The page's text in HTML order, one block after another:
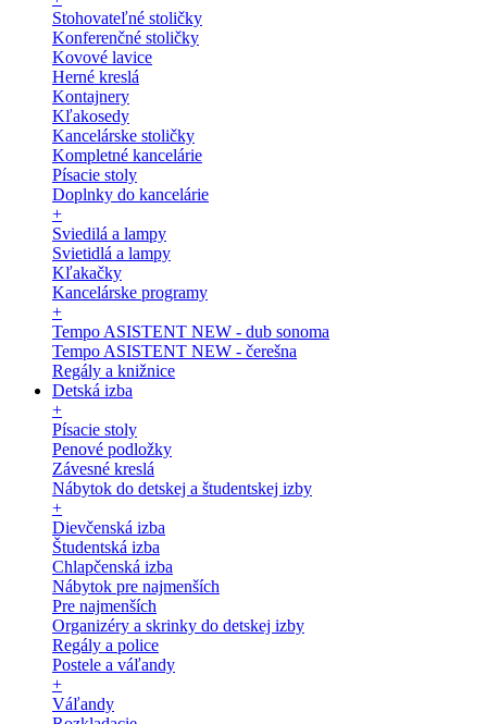
Stohovateľné stoličky
Konferenčné stoličky
Kovové lavice
Herné kreslá
Kontajnery
Kľakosedy
Kancelárske stoličky
Kompletné kancelárie
Písacie stoly
Doplnky do kancelárie
+
Sviedilá a lampy
Svietidlá a lampy
Kľakačky
Kancelárske programy
+
Tempo ASISTENT NEW - dub sonoma
Tempo ASISTENT NEW - čerešna
Regály a knižnice
Detská izba
+
Písacie stoly
Penové podložky
Závesné kreslá
Nábytok do detskej a študentskej izby
+
Dievčenská izba
Študentská izba
Chlapčenská izba
Nábytok pre najmenších
Pre najmenších
Organizéry a skrinky do detskej izby
Regály a police
Postele a váľandy
+
Váľandy